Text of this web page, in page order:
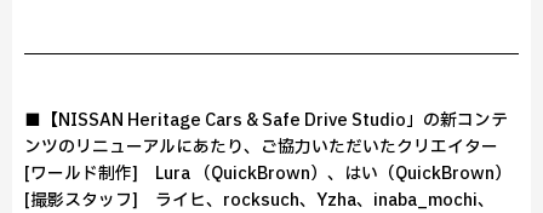
■【NISSAN Heritage Cars & Safe Drive Studio」の新コンテ
ンツのリニューアルにあたり、ご協力いただいたクリエイター
[ワールド制作] Lura （QuickBrown）、はい（QuickBrown）
[撮影スタッフ] ライヒ、rocksuch、Yzha、inaba_mochi、